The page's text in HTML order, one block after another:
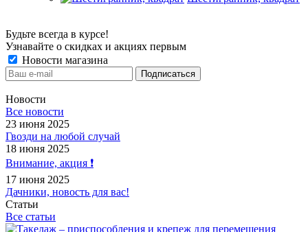
Будьте всегда в курсе!
Узнавайте о скидках и акциях первым
Новости магазина
Новости
Все новости
23 июня 2025
Гвозди на любой случай
18 июня 2025
Внимание, акция ❗️
17 июня 2025
Дачники, новость для вас!
Статьи
Все статьи